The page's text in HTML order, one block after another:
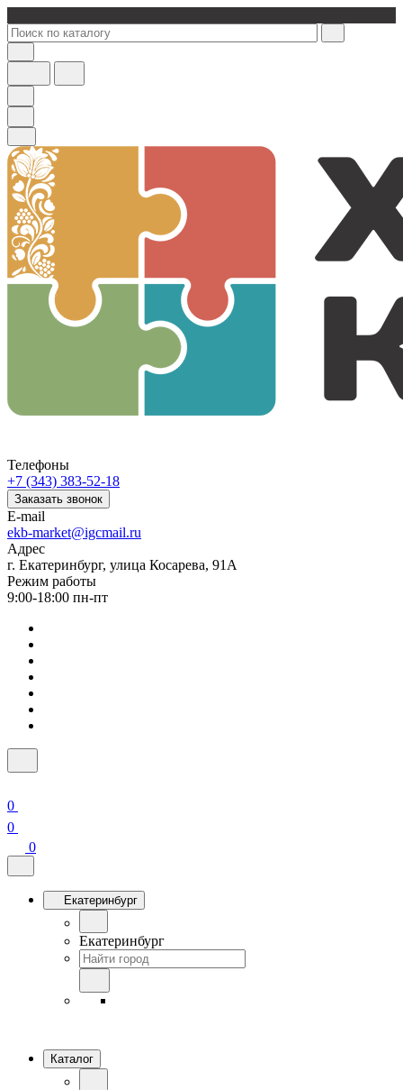
Телефоны
+7 (343) 383-52-18
Заказать звонок
E-mail
ekb-market@igcmail.ru
Адрес
г. Екатеринбург, улица Косарева, 91А
Режим работы
9:00-18:00 пн-пт
0
0
0
Екатеринбург
Екатеринбург
Каталог